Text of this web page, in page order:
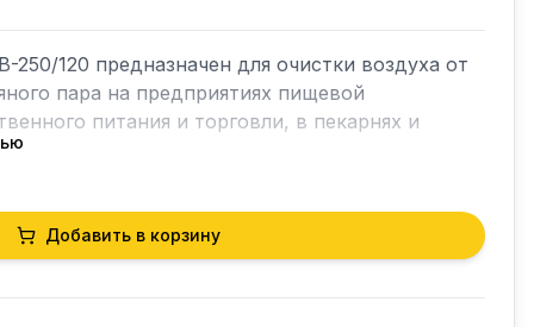
120 предназначен для очистки воздуха от
пара на предприятиях пищевой
питания и торговли, в пекарнях и
оборудованием.
и съемных лабиринтных фильтров,
Добавить в корзину